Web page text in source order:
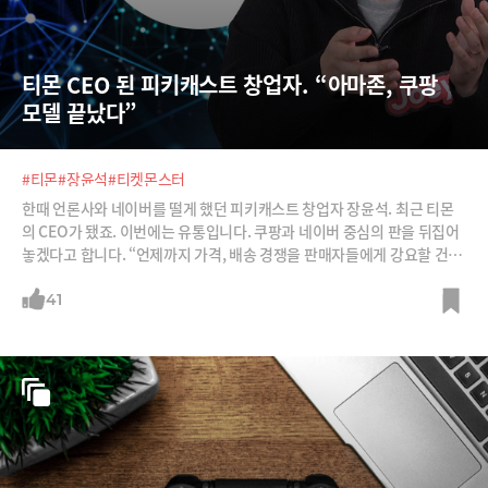
티몬 CEO 된 피키캐스트 창업자. “아마존, 쿠팡
모델 끝났다”
#티몬#장윤석#티켓몬스터
한때 언론사와 네이버를 떨게 했던 피키캐스트 창업자 장윤석. 최근 티몬
의 CEO가 됐죠. 이번에는 유통입니다. 쿠팡과 네이버 중심의 판을 뒤집어
놓겠다고 합니다. “언제까지 가격, 배송 경쟁을 판매자들에게 강요할 건
하겠다는 건지, 장 대표의 ‘이커머스 3.0’ 전략을 들어봅니다.
41